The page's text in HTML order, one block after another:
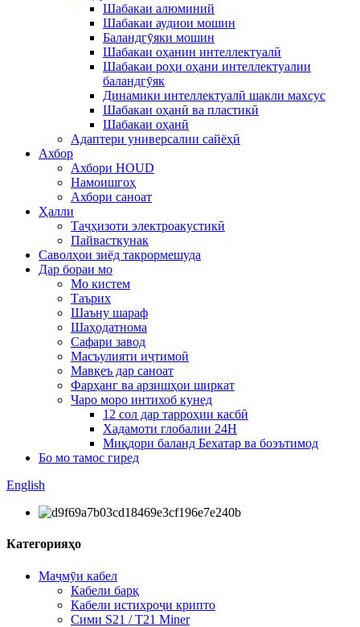
Шабакаи алюминий
Шабакаи аудиои мошин
Баландгӯяки мошин
Шабакаи оҳанин интеллектуалӣ
Шабакаи роҳи оҳани интеллектуалии
баландгӯяк
Динамики интеллектуалӣ шакли махсус
Шабакаи оҳанӣ ва пластикӣ
Шабакаи оҳанӣ
Адаптери универсалии сайёҳӣ
Ахбор
Ахбори HOUD
Намоишгоҳ
Ахбори саноат
Ҳалли
Таҷҳизоти электроакустикӣ
Пайвасткунак
Саволҳои зиёд такрормешуда
Дар бораи мо
Мо кистем
Таърих
Шаъну шараф
Шаҳодатнома
Сафари завод
Масъулияти иҷтимоӣ
Мавқеъ дар саноат
Фарҳанг ва арзишҳои ширкат
Чаро моро интихоб кунед
12 сол дар тарроҳии касбӣ
Хадамоти глобалии 24H
Миқдори баланд Бехатар ва боэътимод
Бо мо тамос гиред
English
Категорияҳо
Маҷмӯи кабел
Кабели барқ
Кабели истихроҷи крипто
Сими S21 / T21 Miner